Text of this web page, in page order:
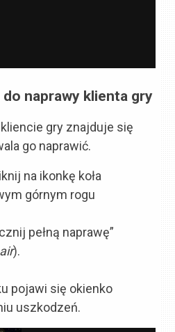
naprawy klienta gry
gry znajduje się
go naprawić.
na ikonkę koła
górnym rogu
pełną naprawę”
).
pojawi się okienko
uszkodzeń.